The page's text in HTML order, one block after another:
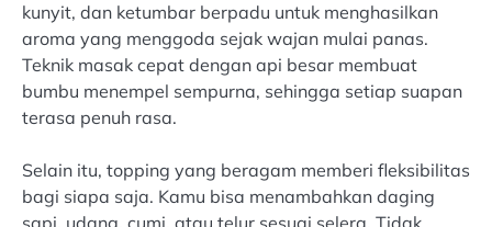
kunyit, dan ketumbar berpadu untuk menghasilkan
aroma yang menggoda sejak wajan mulai panas.
Teknik masak cepat dengan api besar membuat
bumbu menempel sempurna, sehingga setiap suapan
terasa penuh rasa.
Selain itu, topping yang beragam memberi fleksibilitas
bagi siapa saja. Kamu bisa menambahkan daging